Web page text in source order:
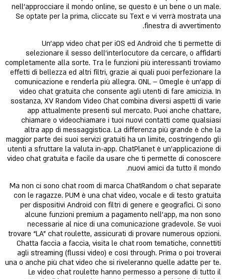
nell’approcciare il mondo online, se questo è un bene o un male.
Se optate per la prima, cliccate su Text e vi verrà mostrata una
finestra di avvertimento.
Un’app video chat per iOS ed Android che ti permette di
selezionare il sesso dell’interlocutore da cercare, o affidarti
completamente alla sorte. Tra le funzioni più interessanti troviamo
effetti di bellezza ed altri filtri, grazie ai quali puoi perfezionare la
comunicazione e renderla più allegra. ONL – Omegle è un'app di
video chat gratuita che consente agli utenti di fare amicizia. In
sostanza, XV Random Video Chat combina diversi aspetti di varie
app attualmente presenti sul mercato. Puoi anche chattare,
chiamare o videochiamare i tuoi nuovi contatti come qualsiasi
altra app di messaggistica. La differenza più grande è che la
maggior parte dei suoi servizi gratuiti ha un limite, costringendo gli
utenti a sfruttare la valuta in-app. ChatPlanet è un'applicazione di
video chat gratuita e facile da usare che ti permette di conoscere
nuovi amici da tutto il mondo.
Ma non ci sono chat room di marca ChatRandom o chat separate
con le ragazze. PUM è una chat video, vocale e di testo gratuita
per dispositivi Android con filtri di genere e geografici. Ci sono
alcune funzioni premium a pagamento nell’app, ma non sono
necessarie al nice di una comunicazione gradevole. Se vuoi
trovare “LA” chat roulette, assicurati di provare numerous opzioni.
Chatta faccia a faccia, visita le chat room tematiche, connettiti
agli streaming (flussi video) e così through. Prima o poi troverai
una o anche più chat video che si riveleranno quelle adatte per te.
Le video chat roulette hanno permesso a persone di tutto il